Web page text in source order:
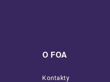
O FOA
Kontakty